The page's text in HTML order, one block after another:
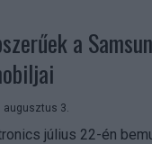
a
augusztus 3.
július 22-én